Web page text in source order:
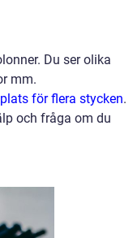
Du ser olika
mm.
för flera stycken.
och fråga om du